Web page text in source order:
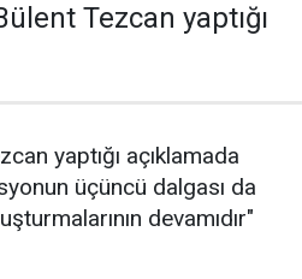
Tezcan yaptığı
yaptığı açıklamada
üçüncü dalgası da
devamıdır"